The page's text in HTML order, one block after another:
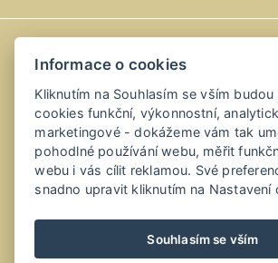
Amálka u Řípu
Straškov-Vodochody 24, 41184
+420 416 811 114
info@amalkauripu.cz,
Informace o cookies
Kliknutím na Souhlasím se vším budou
cookies funkční, výkonnostní,
marketingové - dokážeme vám tak
pohodlné používání webu, měřit
webu i vás cílit reklamou. Své
snadno upravit kliknutím na Nastavení
Souhlasím se vším